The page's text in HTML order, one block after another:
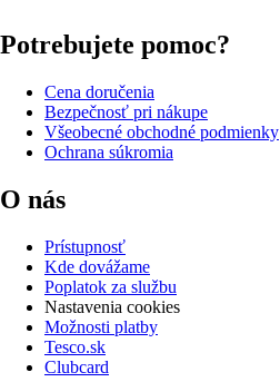
Potrebujete pomoc?
Cena doručenia
Bezpečnosť pri nákupe
Všeobecné obchodné podmienky
Ochrana súkromia
O nás
Prístupnosť
Kde dovážame
Poplatok za službu
Nastavenia cookies
Možnosti platby
Tesco.sk
Clubcard